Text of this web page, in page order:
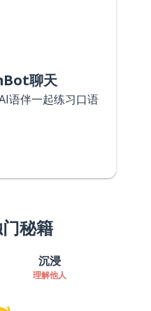
聊天
语伴一起练习口语
秘籍
沉浸
理解他人